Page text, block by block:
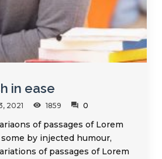
in ease
2021 1859 0
of passages of Lorem
by injected humour,
of passages of Lorem